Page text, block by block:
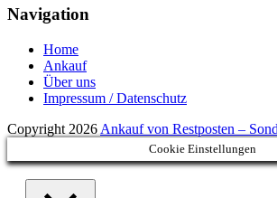
Navigation
Home
Ankauf
Über uns
Impressum / Datenschutz
Copyright 2026 Ankauf von Restposten –
Cookie Einstellungen